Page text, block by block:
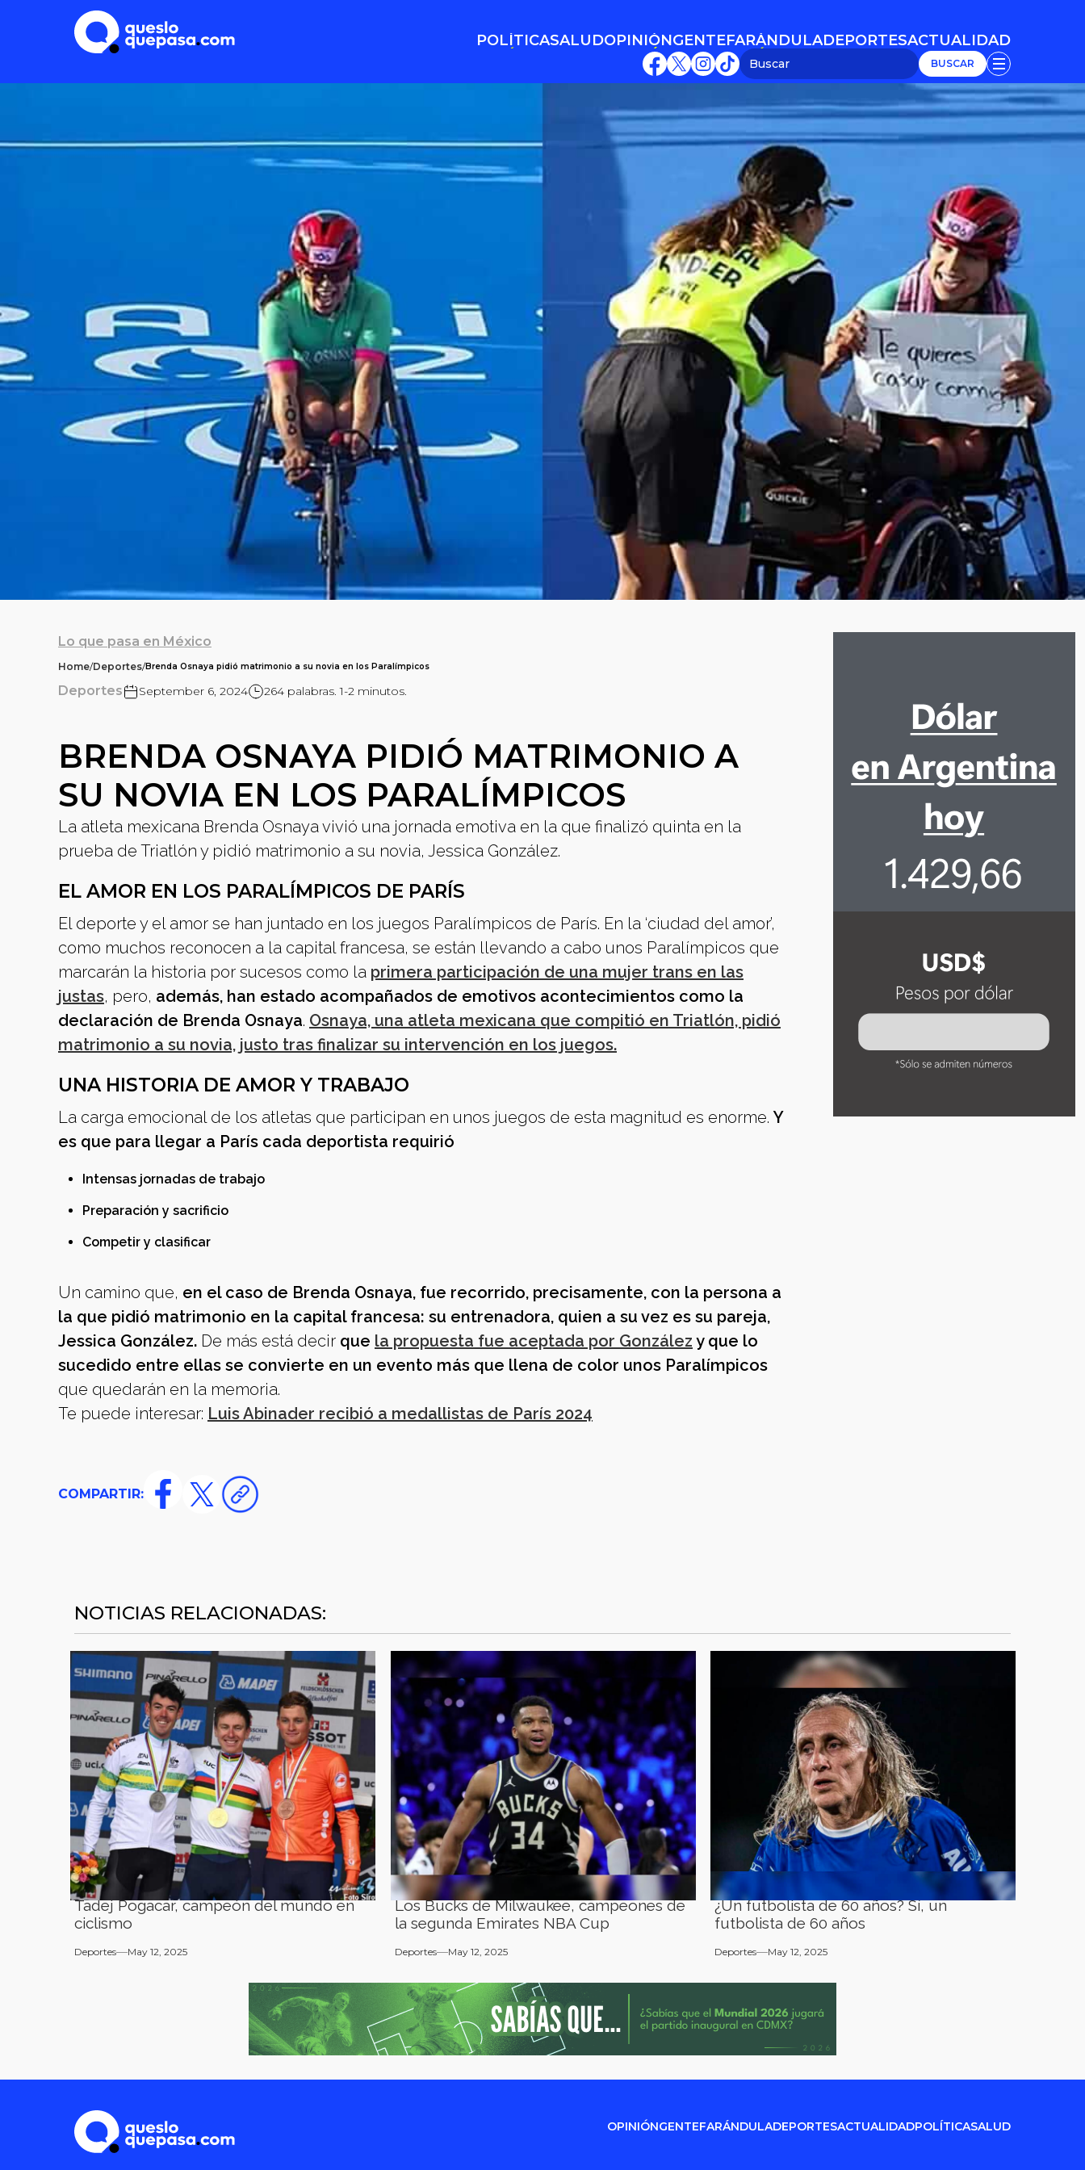
POLÍTICASALUDOPINIÓN
OPINIÓN
GENTE
GENTE
FARÁNDULA
FARÁNDULA
DEPORTESACTUALIDAD
ACTUALIDAD
Lo que pasa en México
Home/Deportes/Brenda Osnaya pidió matrimonio a su novia en los Paralímpicos
Deportes September 6, 2024 264 palabras. 1-2 minutos.
BRENDA OSNAYA PIDIÓ MATRIMONIO A
SU NOVIA EN LOS PARALÍMPICOS
La atleta mexicana Brenda Osnaya vivió una jornada emotiva en la que finalizó quinta en la
prueba de Triatlón y pidió matrimonio a su novia, Jessica González.
EL AMOR EN LOS PARALÍMPICOS DE PARÍS
El deporte y el amor se han juntado en los juegos Paralímpicos de París. En la ‘ciudad del amor’,
como muchos reconocen a la capital francesa, se están llevando a cabo unos Paralímpicos que
marcarán la historia por sucesos como la primera participación de una mujer trans en las
justas, pero, además, han estado acompañados de emotivos acontecimientos como la
declaración de Brenda Osnaya. Osnaya, una atleta mexicana que compitió en Triatlón, pidió
matrimonio a su novia, justo tras finalizar su intervención en los juegos.
UNA HISTORIA DE AMOR Y TRABAJO
La carga emocional de los atletas que participan en unos juegos de esta magnitud es enorme. Y
es que para llegar a París cada deportista requirió
Intensas jornadas de trabajo
Preparación y sacrificio
Competir y clasificar
Un camino que, en el caso de Brenda Osnaya, fue recorrido, precisamente, con la persona a
la que pidió matrimonio en la capital francesa: su entrenadora, quien a su vez es su pareja,
Jessica González. De más está decir que la propuesta fue aceptada por González y que lo
sucedido entre ellas se convierte en un evento más que llena de color unos Paralímpicos
que quedarán en la memoria.
Te puede interesar: Luis Abinader recibió a medallistas de París 2024
COMPARTIR:
NOTICIAS RELACIONADAS:
Tadej Pogacar, campeón del mundo en
ciclismo
Deportes May 12, 2025
Los Bucks de Milwaukee, campeones de
la segunda Emirates NBA Cup
Deportes May 12, 2025
¿Un futbolista de 60 años? Sí, un
futbolista de 60 años
Deportes May 12, 2025
OPINIÓNGENTEFARÁNDULADEPORTESACTUALIDADPOLÍTICASALUD